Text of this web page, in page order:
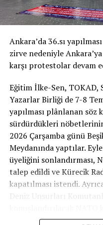
İmza
NATO’YA HAYIR!
NATO ZİRVESİ
“Zulmedenlere
dokunur! Sizin Allah’tan
Sonra yardım da
Bizler; adaleti, halkların
onurunu savunan,
olan Müslümanlar olarak
kalkanı” değil, küresel
hegemonyasının kanlı
savunuyoruz. Kurulduğu
yerine işgal, darbe,
üzere coğrafyamızdaki
İmza kampanyası bildirisi
Ankara’da 36.sı
zirve nedeniyle
karşı protestolar devam
Eğitim İlke-Sen, TOKAD,
Yazarlar Birliği de 7-8
yapılması plânlanan söz
sürdürdükleri
2026 Çarşamba günü
Meydanında yaptılar.
üyeliğini sonlandırması,
talep edildi ve Kürecik
kapatılması istendi.
Deniz Unsurları
üslerin işgali pekiştirdiği